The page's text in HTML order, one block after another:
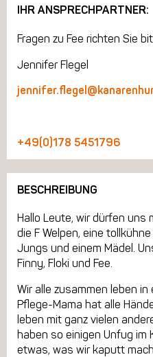
IHR ANSPRECHPARTNER:
Fragen zu Fee richten Sie
Jennifer Flegel
+49(0)178 5451796
BESCHREIBUNG
Hallo Leute, wir dürfen uns
die F Welpen, eine
Jungs und einem Mädel.
Finny, Floki und Fee.
Wir alle zusammen leben
Pflege-Mama hat alle
leben mit ganz vielen
haben so einigen Unfug im
etwas, was wir kaputt